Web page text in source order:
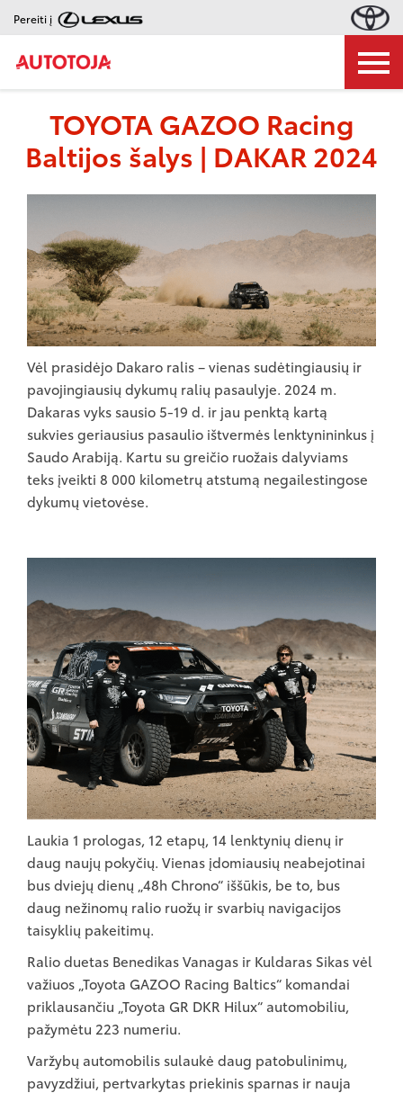
Pereiti į
TOYOTA GAZOO Racing
Baltijos šalys | DAKAR 2024
Vėl prasidėjo Dakaro ralis – vienas sudėtingiausių ir
pavojingiausių dykumų ralių pasaulyje. 2024 m.
Dakaras vyks sausio 5-19 d. ir jau penktą kartą
sukvies geriausius pasaulio ištvermės lenktynininkus į
Saudo Arabiją. Kartu su greičio ruožais dalyviams
teks įveikti 8 000 kilometrų atstumą negailestingose
dykumų vietovėse.
Laukia 1 prologas, 12 etapų, 14 lenktynių dienų ir
daug naujų pokyčių. Vienas įdomiausių neabejotinai
bus dviejų dienų „48h Chrono“ iššūkis, be to, bus
daug nežinomų ralio ruožų ir svarbių navigacijos
taisyklių pakeitimų.
Ralio duetas Benedikas Vanagas ir Kuldaras Sikas vėl
važiuos „Toyota GAZOO Racing Baltics“ komandai
priklausančiu „Toyota GR DKR Hilux“ automobiliu,
pažymėtu 223 numeriu.
Varžybų automobilis sulaukė daug patobulinimų,
pavyzdžiui, pertvarkytas priekinis sparnas ir nauja